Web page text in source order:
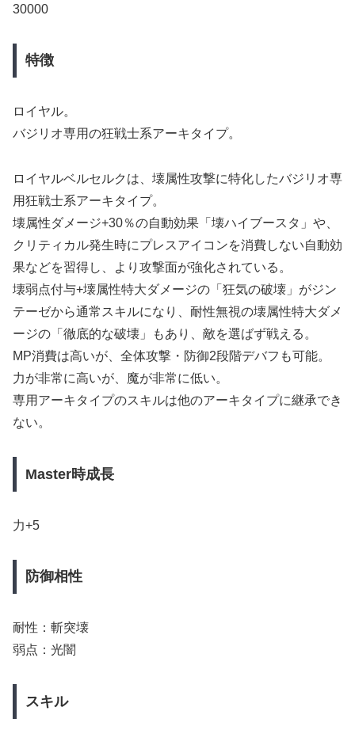
30000
特徴
ロイヤル。
バジリオ専用の狂戦士系アーキタイプ。
ロイヤルベルセルクは、壊属性攻撃に特化したバジリオ専
用狂戦士系アーキタイプ。
壊属性ダメージ+30％の自動効果「壊ハイブースタ」や、
クリティカル発生時にプレスアイコンを消費しない自動効
果などを習得し、より攻撃面が強化されている。
壊弱点付与+壊属性特大ダメージの「狂気の破壊」がジン
テーゼから通常スキルになり、耐性無視の壊属性特大ダメ
ージの「徹底的な破壊」もあり、敵を選ばず戦える。
MP消費は高いが、全体攻撃・防御2段階デバフも可能。
力が非常に高いが、魔が非常に低い。
専用アーキタイプのスキルは他のアーキタイプに継承でき
ない。
Master時成長
力+5
防御相性
耐性：斬突壊
弱点：光闇
スキル